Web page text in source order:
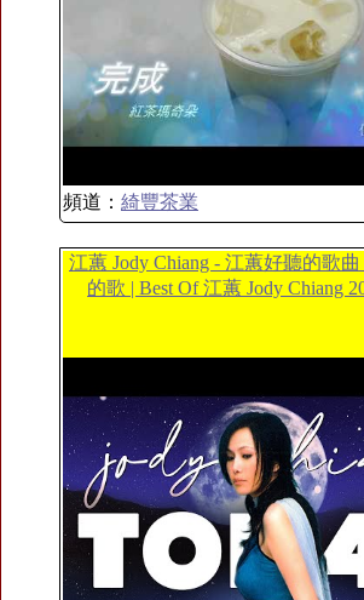
頻道： 綺豐茶業
江蕙 Jody Chiang - 江蕙好聽的歌
的歌 | Best Of 江蕙 Jody Chiang